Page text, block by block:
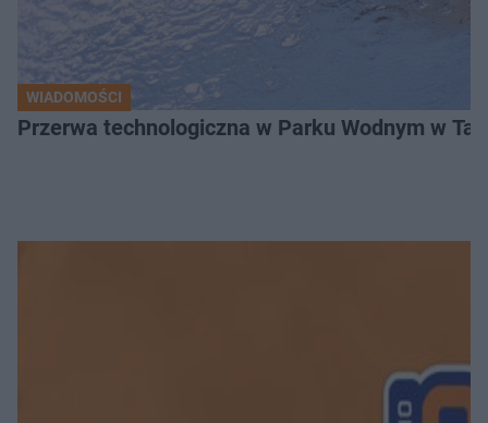
WIADOMOŚCI
Przerwa technologiczna w Parku Wodnym w